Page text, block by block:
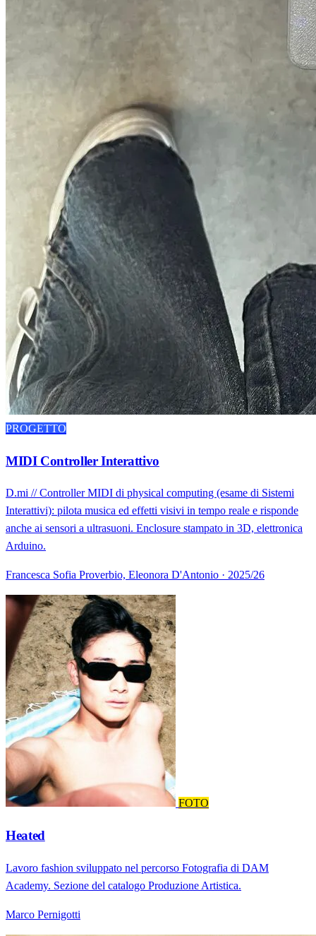
PROGETTO
MIDI Controller Interattivo
D.mi // Controller MIDI di physical computing (esame di Sistemi
Interattivi): pilota musica ed effetti visivi in tempo reale e risponde
anche ai sensori a ultrasuoni. Enclosure stampato in 3D, elettronica
Arduino.
Francesca Sofia Proverbio, Eleonora D'Antonio · 2025/26
FOTO
Heated
Lavoro fashion sviluppato nel percorso Fotografia di DAM
Academy. Sezione del catalogo Produzione Artistica.
Marco Pernigotti